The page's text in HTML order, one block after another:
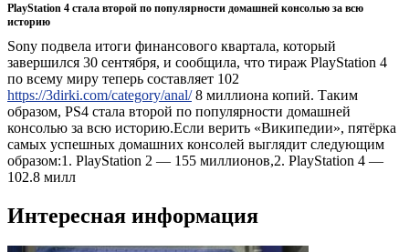
PlayStation 4 стала второй по популярности домашней консолью за всю
историю
Sony подвела итоги финансового квартала, который
завершился 30 сентября, и сообщила, что тираж PlayStation 4
по всему миру теперь составляет 102
https://3dirki.com/category/anal/8 миллиона копий. Таким
образом, PS4 стала второй по популярности домашней
консолью за всю историю.Если верить «Википедии», пятёрка
самых успешных домашних консолей выглядит следующим
образом:1. PlayStation 2 — 155 миллионов,2. PlayStation 4 —
102.8 милл
Интересная информация